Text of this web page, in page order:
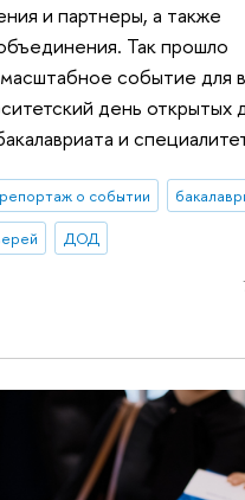
и партнеры, а также
Так прошло
событие для
день открытых
и
репортаж о событии
ДОД